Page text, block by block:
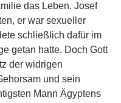
das Leben. Josef
er war sexueller
schließlich dafür im
getan hatte. Doch Gott
der widrigen
und sein
Mann Ägyptens